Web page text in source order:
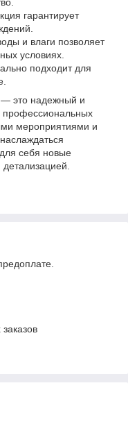
гарантирует
и влаги позволяет
условиях.
подходит для
— это надежный и
профессиональных
мероприятиями и
себя новые